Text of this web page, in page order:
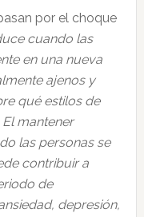
por el choque
cuando las
en una nueva
ajenos y
qué estilos de
mantener
las personas se
contribuir a
de
depresión,